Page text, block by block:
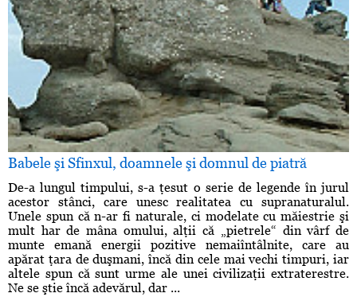
Babele şi Sfinxul, doamnele şi domnul de piatră
De-a lungul timpului, s-a ţesut o serie de legende în jurul
acestor stânci, care unesc realitatea cu supranaturalul.
Unele spun că n-ar fi naturale, ci modelate cu măiestrie şi
mult har de mâna omului, alţii că „pietrele“ din vârf de
munte emană energii pozitive nemaiîntâlnite, care au
apărat ţara de duşmani, încă din cele mai vechi timpuri, iar
altele spun că sunt urme ale unei civilizaţii extraterestre.
Ne se ştie încă adevărul, dar ...